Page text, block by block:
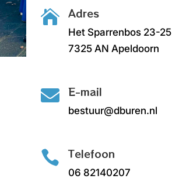
 Adres
Het Sparrenbos 23-25
7325 AN Apeldoorn
 E-mail
bestuur@dburen.nl
 Telefoon
06 82140207